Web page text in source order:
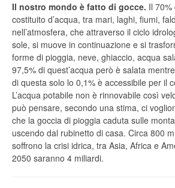
Il nostro mondo è fatto di gocce. Il
costituito d’acqua, tra mari, laghi, fiumi,
nell’atmosfera, che attraverso il ciclo
sole, si muove in continuazione e si
forme di pioggia, neve, ghiaccio, acqua
97,5% di quest’acqua però è salata
di questa solo lo 0,1% è accessibile per il
L’acqua potabile non è rinnovabile così
può pensare, secondo una stima, ci
che la goccia di pioggia caduta sulle
uscendo dal rubinetto di casa. Circa 800
soffrono la crisi idrica, tra Asia, Africa e
2050 saranno 4 miliardi.